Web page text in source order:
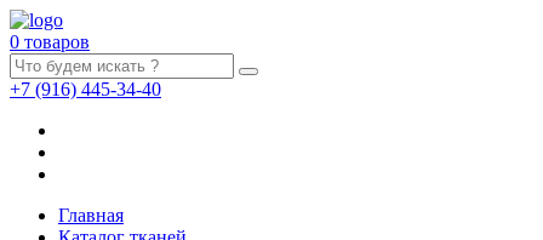
0 товаров
+7 (916) 445-34-40
Главная